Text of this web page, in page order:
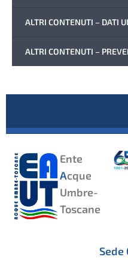
ALTRI CONTENUTI – DATI
ALTRI CONTENUTI –
Ente
Acque
Umbre-
Toscane
Sede